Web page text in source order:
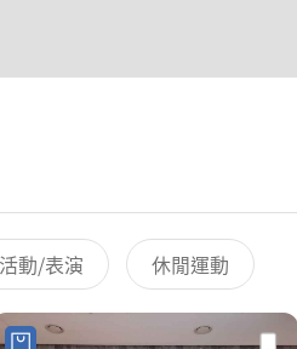
動/表演 休閒運動